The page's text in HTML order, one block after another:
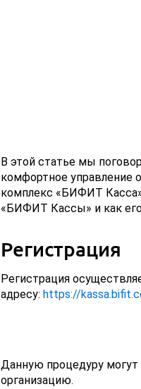
В этой статье мы
комфортное управление
комплекс «БИФИТ
«БИФИТ Кассы» и как
Регистрация
Регистрация
адресу: https://
Данную процедуру
организацию.